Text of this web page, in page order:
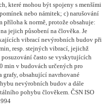
které mohou být spojeny s menšími
nebo námitek; c) narušování
příloha k normě, protože obsahuje:
jejich působení na člověka. Je
vibrací nevýrobních budov při
resp. stejných vibrací, jejichž
často se vyskytujících
min v budovách určených pro
grafy, obsahující navrhované
nevýrobních budov a dále
pohybu člověkem. ČSN ISO